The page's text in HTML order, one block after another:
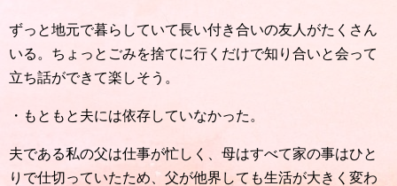
ずっと地元で暮らしていて長い付き合いの友人がたくさん
いる。ちょっとごみを捨てに行くだけで知り合いと会って
立ち話ができて楽しそう。
・もともと夫には依存していなかった。
夫である私の父は仕事が忙しく、母はすべて家の事はひと
りで仕切っていたため、父が他界しても生活が大きく変わ